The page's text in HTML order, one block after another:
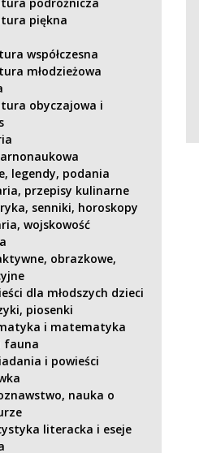
piękna
współczesna
młodzieżowa
obyczajowa i
legendy, podania
przepisy kulinarne
senniki, horoskopy
wojskowość
obrazkowe,
dla młodszych dzieci
piosenki
i matematyka
fauna
i powieści
nauka o
literacka i eseje